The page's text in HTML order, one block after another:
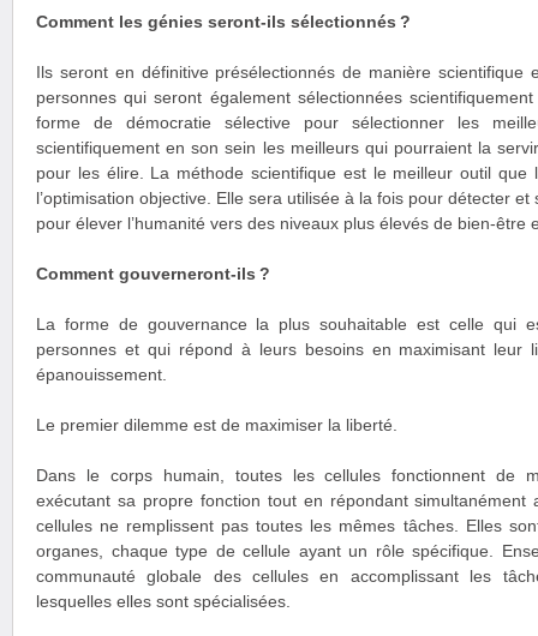
Comment les génies seront-ils sélectionnés ?
Ils seront en définitive présélectionnés de manière scientifique
personnes qui seront également sélectionnées
forme de démocratie sélective pour sélectionner les
scientifiquement en son sein les meilleurs qui pourraient la
pour les élire. La méthode scientifique est le meilleur outil que
l’optimisation objective. Elle sera utilisée à la fois pour détecter
pour élever l’humanité vers des niveaux plus élevés de bien-être
Comment gouverneront-ils ?
La forme de gouvernance la plus souhaitable est celle qui
personnes et qui répond à leurs besoins en maximisant leur
épanouissement.
Le premier dilemme est de maximiser la liberté.
Dans le corps humain, toutes les cellules fonctionnent de
exécutant sa propre fonction tout en répondant simultanément
cellules ne remplissent pas toutes les mêmes tâches. Elles
organes, chaque type de cellule ayant un rôle spécifique.
communauté globale des cellules en accomplissant les
lesquelles elles sont spécialisées.